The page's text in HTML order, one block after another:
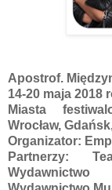
Apostrof.
14-20 maja 2018
Miasta
Wrocław,
Organizator:
Partnerzy: